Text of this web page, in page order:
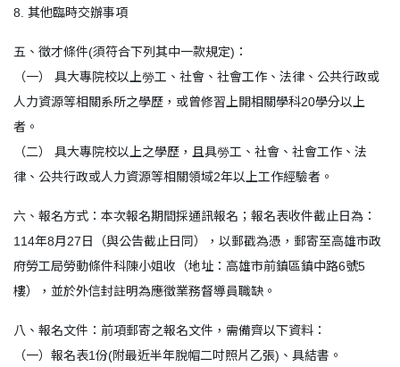
8. 其他臨時交辦事項
五、徵才條件(須符合下列其中一款規定)：
（一） 具大專院校以上勞工、社會、社會工作、法律、公共行政或
人力資源等相關系所之學歷，或曾修習上開相關學科20學分以上
者。
（二） 具大專院校以上之學歷，且具勞工、社會、社會工作、法
律、公共行政或人力資源等相關領域2年以上工作經驗者。
六、報名方式：本次報名期間採通訊報名；報名表收件截止日為：
114年8月27日（與公告截止日同），以郵戳為憑，郵寄至高雄市政
府勞工局勞動條件科陳小姐收（地址：高雄市前鎮區鎮中路6號5
樓），並於外信封註明為應徵業務督導員職缺。
八、報名文件：前項郵寄之報名文件，需備齊以下資料：
（一）報名表1份(附最近半年脫帽二吋照片乙張)、具結書。